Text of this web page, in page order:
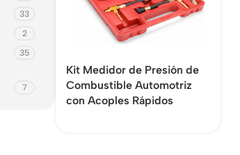
33
2
35
7
Kit Medidor de Presión de
Combustible Automotriz
con Acoples Rápidos